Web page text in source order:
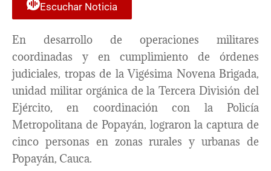
Escuchar Noticia
En desarrollo de operaciones militares
coordinadas y en cumplimiento de órdenes
judiciales, tropas de la Vigésima Novena Brigada,
unidad militar orgánica de la Tercera División del
Ejército, en coordinación con la Policía
Metropolitana de Popayán, lograron la captura de
cinco personas en zonas rurales y urbanas de
Popayán, Cauca.